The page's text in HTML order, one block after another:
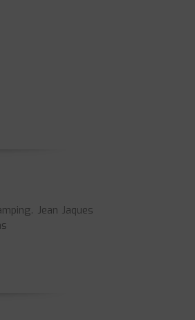
Jean Jaques